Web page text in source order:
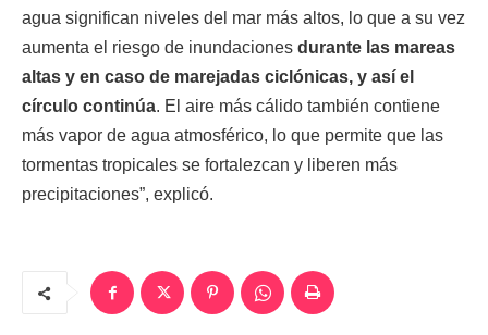
agua significan niveles del mar más altos, lo que a su vez
aumenta el riesgo de inundaciones durante las mareas
altas y en caso de marejadas ciclónicas, y así el
círculo continúa. El aire más cálido también contiene
más vapor de agua atmosférico, lo que permite que las
tormentas tropicales se fortalezcan y liberen más
precipitaciones”, explicó.